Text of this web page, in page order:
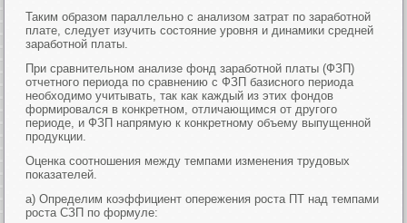
Таким образом параллельно с анализом затрат по заработной
плате, следует изучить состояние уровня и динамики средней
заработной платы.
При сравнительном анализе фонд заработной платы (ФЗП)
отчетного периода по сравнению с ФЗП базисного периода
необходимо учитывать, так как каждый из этих фондов
формировался в конкретном, отличающимся от другого
периоде, и ФЗП напрямую к конкретному объему выпущенной
продукции.
Оценка соотношения между темпами изменения трудовых
показателей.
а) Определим коэффициент опережения роста ПТ над темпами
роста СЗП по формуле: